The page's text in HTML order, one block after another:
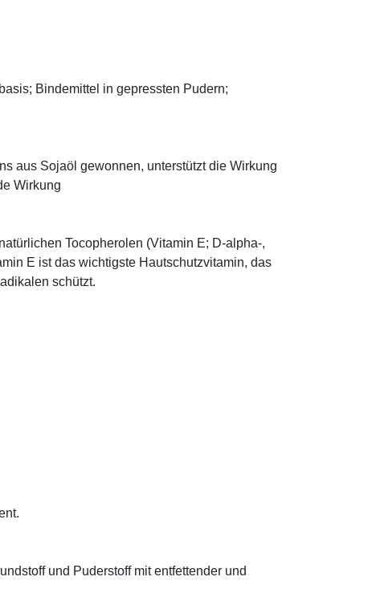
Bindemittel in gepressten Pudern;
aus Sojaöl gewonnen, unterstützt die Wirkung
Wirkung
Tocopherolen (Vitamin E; D-alpha-,
E ist das wichtigste Hautschutzvitamin, das
schützt.
und Puderstoff mit entfettender und